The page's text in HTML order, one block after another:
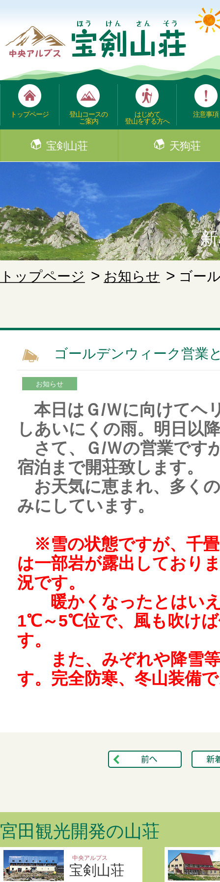
トップページ
登山コースの
ご案内
はじめて
登山をする方へ
注意事項
宝剣山荘 天狗荘
トップページ お知らせ ゴー
ゴールデンウィーク営業
お知らせ
本日はＧ/Ｗに向けてヘ
しあいにくの雨。明日以
さて、Ｇ/Ｗの営業です
宿泊まで開荘致します。
お天気に恵まれ、多く
みにしています。
※雪の状態ですが、千
は一部岩が露出しており
況です。
暖かくなったとはいえ
1℃～5℃位で、風も吹け
す。
また、みぞれや降雪等
す。完全防寒、冬山装備
宮田観光開発の山荘
中央アルプス
宝剣山荘